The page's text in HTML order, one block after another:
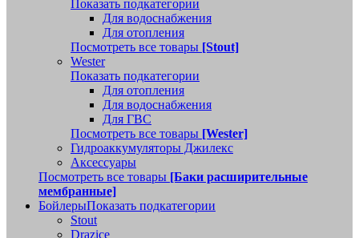
Показать подкатегории
Для водоснабжения
Для отопления
Посмотреть все товары [Stout]
Wester
Показать подкатегории
Для отопления
Для водоснабжения
Для ГВС
Посмотреть все товары [Wester]
Гидроаккумуляторы Джилекс
Аксессуары
Посмотреть все товары [Баки расширительные
мембранные]
БойлерыПоказать подкатегории
Stout
Drazice